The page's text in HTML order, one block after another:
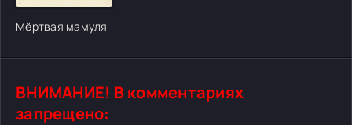
Мёртвая мамуля
ВНИМАНИЕ! В комментариях
запрещено: